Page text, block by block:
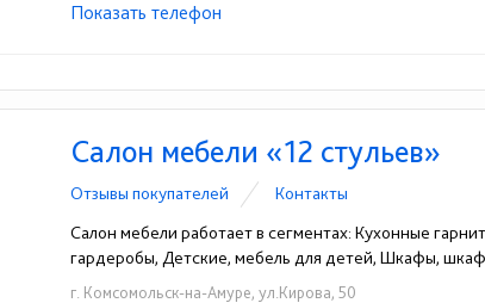
☎+7-909-828-45-49
Показать телефон
Салон мебели «12 стульев»
Отзывы покупателей
Контакты
Салон мебели работает в сегментах: Кухонные
гардеробы, Детские, мебель для детей, Шкафы,
г. Комсомольск-на-Амуре, ул.Кирова, 50